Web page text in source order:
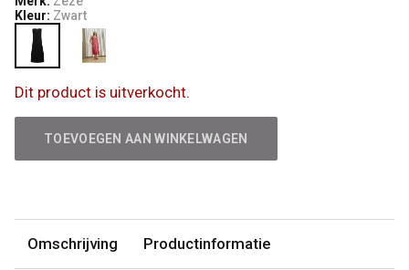
Kleur: Zwart
Dit product is uitverkocht.
TOEVOEGEN AAN WINKELWAGEN
Omschrijving Productinformatie